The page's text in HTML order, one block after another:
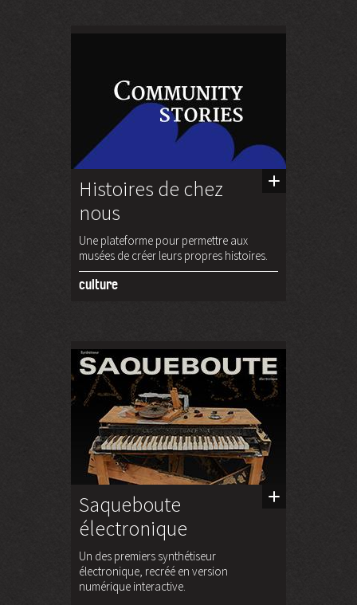
Histoires de chez
nous
Une plateforme pour permettre aux
musées de créer leurs propres histoires.
culture
Saqueboute
électronique
Un des premiers synthétiseur
électronique, recréé en version
numérique interactive.